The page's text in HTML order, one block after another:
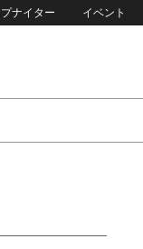
ナイター イベント